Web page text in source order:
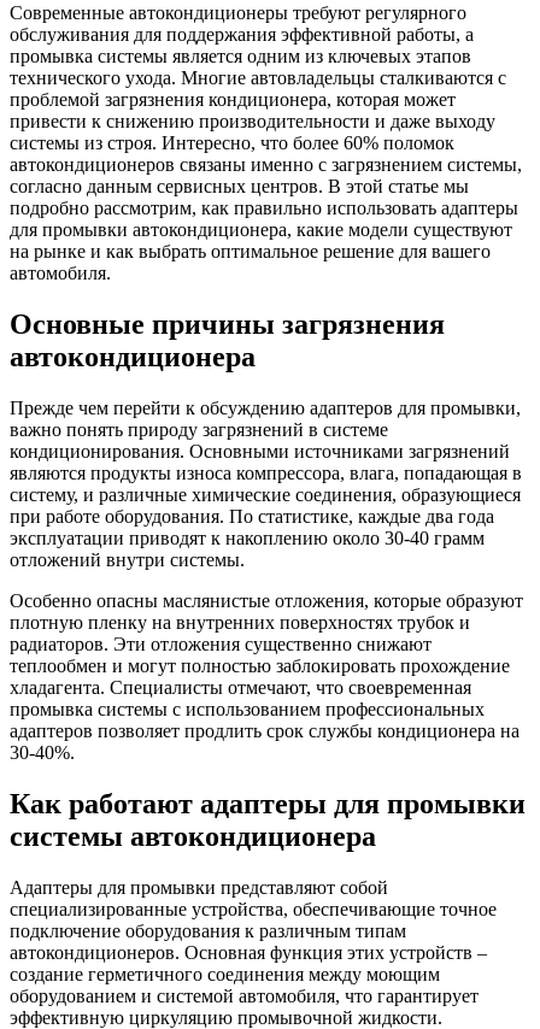
Современные автокондиционеры требуют регулярного
обслуживания для поддержания эффективной работы, а
промывка системы является одним из ключевых этапов
технического ухода. Многие автовладельцы сталкиваются с
проблемой загрязнения кондиционера, которая может
привести к снижению производительности и даже выходу
системы из строя. Интересно, что более 60% поломок
автокондиционеров связаны именно с загрязнением системы,
согласно данным сервисных центров. В этой статье мы
подробно рассмотрим, как правильно использовать адаптеры
для промывки автокондиционера, какие модели существуют
на рынке и как выбрать оптимальное решение для вашего
автомобиля.
Основные причины загрязнения
автокондиционера
Прежде чем перейти к обсуждению адаптеров для промывки,
важно понять природу загрязнений в системе
кондиционирования. Основными источниками загрязнений
являются продукты износа компрессора, влага, попадающая в
систему, и различные химические соединения, образующиеся
при работе оборудования. По статистике, каждые два года
эксплуатации приводят к накоплению около 30-40 грамм
отложений внутри системы.
Особенно опасны маслянистые отложения, которые образуют
плотную пленку на внутренних поверхностях трубок и
радиаторов. Эти отложения существенно снижают
теплообмен и могут полностью заблокировать прохождение
хладагента. Специалисты отмечают, что своевременная
промывка системы с использованием профессиональных
адаптеров позволяет продлить срок службы кондиционера на
30-40%.
Как работают адаптеры для промывки
системы автокондиционера
Адаптеры для промывки представляют собой
специализированные устройства, обеспечивающие точное
подключение оборудования к различным типам
автокондиционеров. Основная функция этих устройств –
создание герметичного соединения между моющим
оборудованием и системой автомобиля, что гарантирует
эффективную циркуляцию промывочной жидкости.